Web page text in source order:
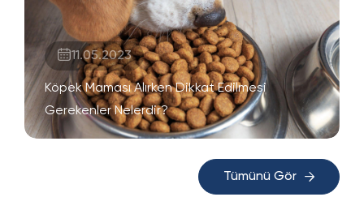
11.05.2023
Köpek Maması Alırken Dikkat Edilmesi
Gerekenler Nelerdir?
Tümünü Gör